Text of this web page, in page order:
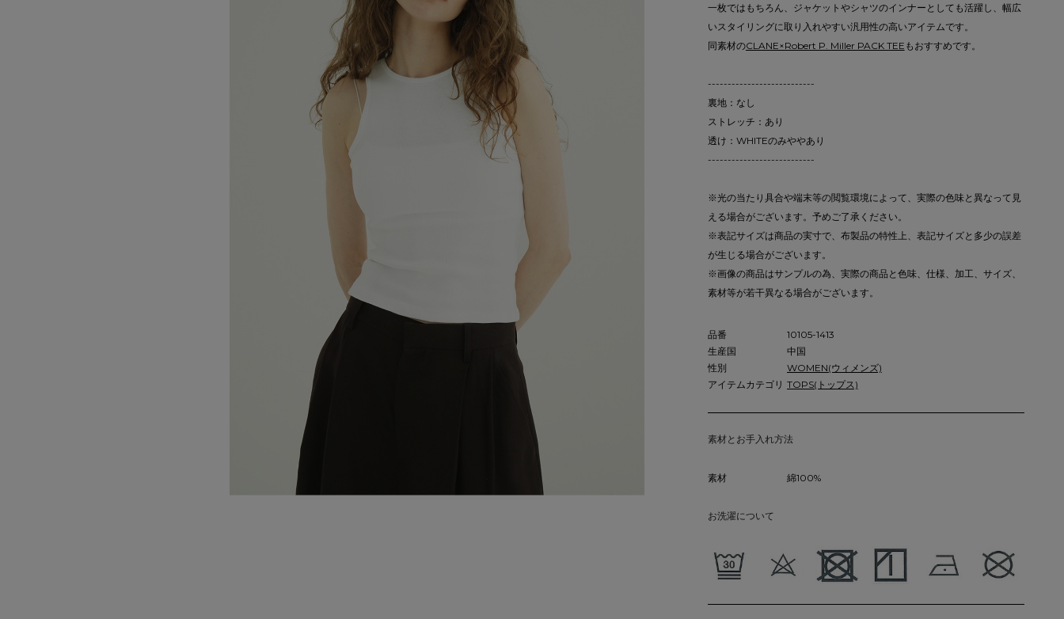
一枚ではもちろん、ジャケットやシャツのインナーとしても活躍し、幅広
いスタイリングに取り入れやすい汎用性の高いアイテムです。
同素材のCLANE×Robert P. Miller PACK TEE もおすすめです。
---------------------------
裏地：なし
ストレッチ：あり
透け：WHITEのみややあり
---------------------------
※光の当たり具合や端末等の閲覧環境によって、実際の色味と異なって見
える場合がございます。予めご了承ください。
※表記サイズは商品の実寸で、布製品の特性上、表記サイズと多少の誤差
が生じる場合がございます。
※画像の商品はサンプルの為、実際の商品と色味、仕様、加工、サイズ、
素材等が若干異なる場合がございます。
品番
10105-1413
生産国
中国
性別
WOMEN(ウィメンズ)
アイテムカテゴリ TOPS(トップス)
素材とお手入れ方法
素材 綿100%
お洗濯について